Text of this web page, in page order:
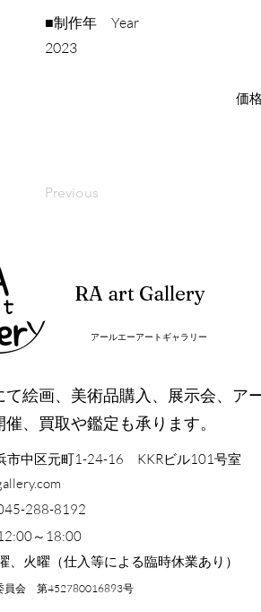
■制作年 Year
​2023
価
Previous
RA art Gallery
アールエーアートギャラリー
て絵画、美術品購入、展示会、ア
、買取や鑑定も承ります。
市中区元町1-24-16 KKRビル101号室
288-8192
～18:00
、火曜（仕入等による臨時休業あり）
員会 第452780016893号